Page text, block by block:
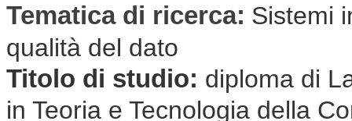
Tematica di ricerca: Sistemi
qualità del dato
Titolo di studio: diploma di
in Teoria e Tecnologia della